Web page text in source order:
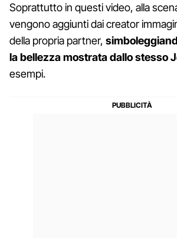
Soprattutto in questi video, alla
vengono aggiunti dai creator
della propria partner,
la bellezza mostrata dallo stesso
esempi.